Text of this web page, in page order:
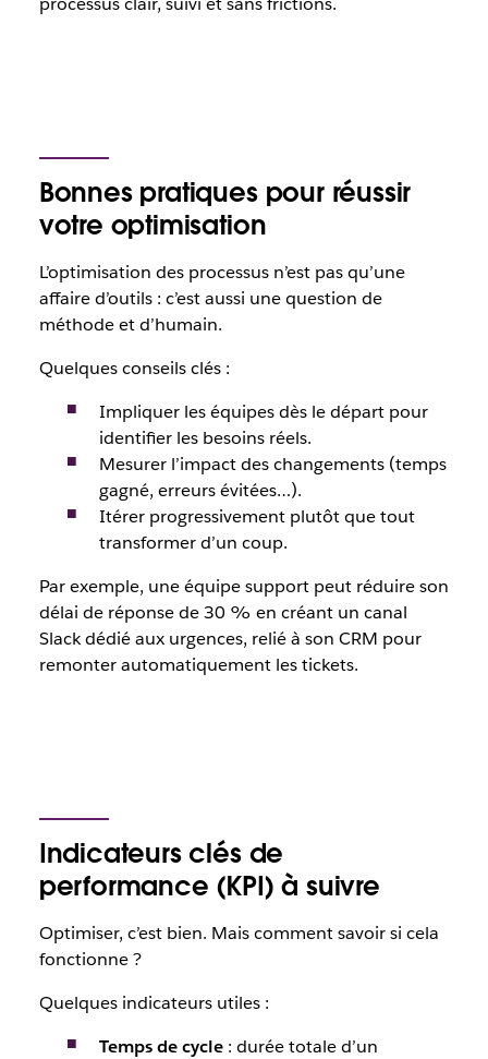
Bonnes pratiques pour réussir
votre optimisation
L’optimisation des processus n’est pas qu’une
affaire d’outils : c’est aussi une question de
méthode et d’humain.
Quelques conseils clés :
Impliquer les équipes dès le départ pour
identifier les besoins réels.
Mesurer l’impact des changements (temps
gagné, erreurs évitées…).
Itérer progressivement plutôt que tout
transformer d’un coup.
Par exemple, une équipe support peut réduire son
délai de réponse de 30 % en créant un canal
Slack dédié aux urgences, relié à son CRM pour
remonter automatiquement les tickets.
Indicateurs clés de
performance (KPI) à suivre
Optimiser, c’est bien. Mais comment savoir si cela
fonctionne ?
Quelques indicateurs utiles :
Temps de cycle: durée totale d’un